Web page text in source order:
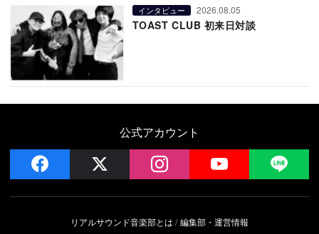
インタビュー 2026.08.05
TOAST CLUB 初来日対談
公式アカウント
facebook instagram YouTube
リアルサウンド音楽部とは 編集部・運営情報